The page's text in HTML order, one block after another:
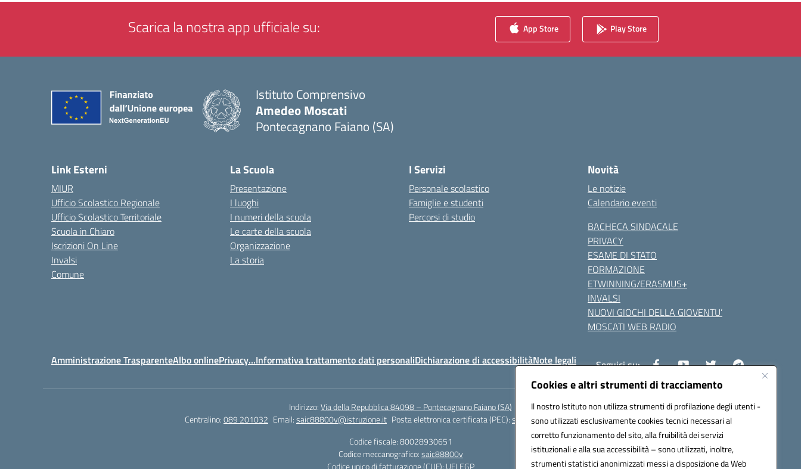
Cookies e altri strumenti di tracciamento
Il nostro Istituto non utilizza strumenti di profilazione degli utenti -
sono utilizzati esclusivamente cookies tecnici necessari al
corretto funzionamento del sito, alla fruibilità dei servizi
istituzionali e alla sua accessibilità – sono utilizzati, inoltre,
strumenti statistici anonimizzati messi a disposizione da Web
Scarica la nostra app ufficiale su: App Store Play Store
Istituto Comprensivo
Amedeo Moscati
Pontecagnano Faiano (SA)
Link Esterni
MIUR
Ufficio Scolastico Regionale
Ufficio Scolastico Territoriale
Scuola in Chiaro
Iscrizioni On Line
Invalsi
Comune
La Scuola
Presentazione
I luoghi
I numeri della scuola
Le carte della scuola
Organizzazione
La storia
I Servizi
Personale scolastico
Famiglie e studenti
Percorsi di studio
Novità
Le notizie
Calendario eventi
BACHECA SINDACALE
PRIVACY
ESAME DI STATO
FORMAZIONE
ETWINNING/ERASMUS+
INVALSI
NUOVI GIOCHI DELLA GIOVENTU’
MOSCATI WEB RADIO
Amministrazione TrasparenteAlbo onlinePrivacy…Informativa trattamento dati personaliDichiarazione di accessibilitàNote legali Seguici su:
Indirizzo:Via della Repubblica 84098 – Pontecagnano Faiano (SA)
Centralino:089 201032 Email:saic88800v@istruzione.it Posta elettronica certificata (PEC):saic88800v@pec.istruzione.it
Codice fiscale: 80028930651
Codice meccanografico:saic88800v
Codice unico di fatturazione (CUF): UFLEGP